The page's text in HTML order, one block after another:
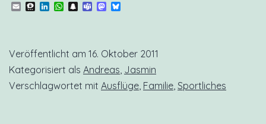
EmailThreema
LinkedIn
WhatsApp
Snapchat
TeamsMastodon
Veröffentlicht am 16. Oktober 2011
Kategorisiert als Andreas Jasmin
Verschlagwortet mit Ausflüge Familie Sportliches